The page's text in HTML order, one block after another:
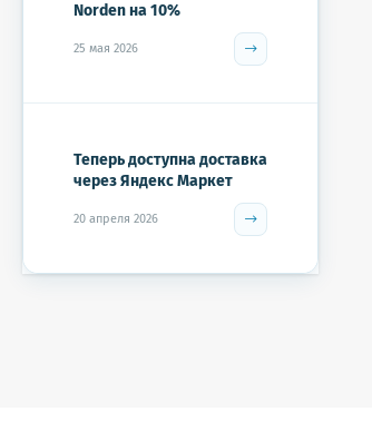
Norden на 10%
25 мая 2026
Теперь доступна доставка
через Яндекс Маркет
20 апреля 2026